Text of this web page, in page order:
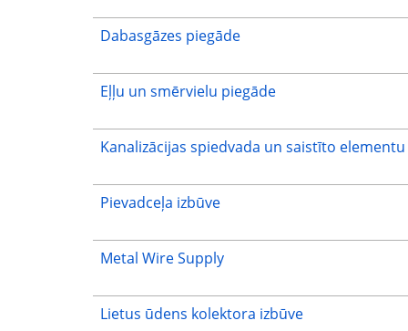
Dabasgāzes piegāde
Eļļu un smērvielu piegāde
Kanalizācijas spiedvada un saistīto
Pievadceļa izbūve
Metal Wire Supply
Lietus ūdens kolektora izbūve